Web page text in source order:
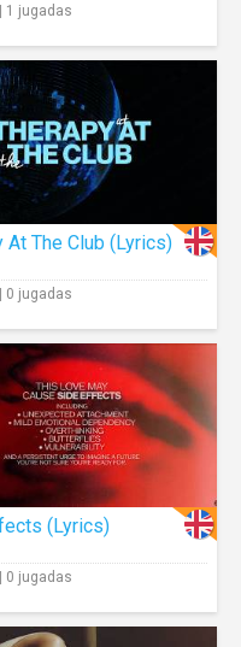
1 jugadas
At The Club (Lyrics)
0 jugadas
(Lyrics)
0 jugadas